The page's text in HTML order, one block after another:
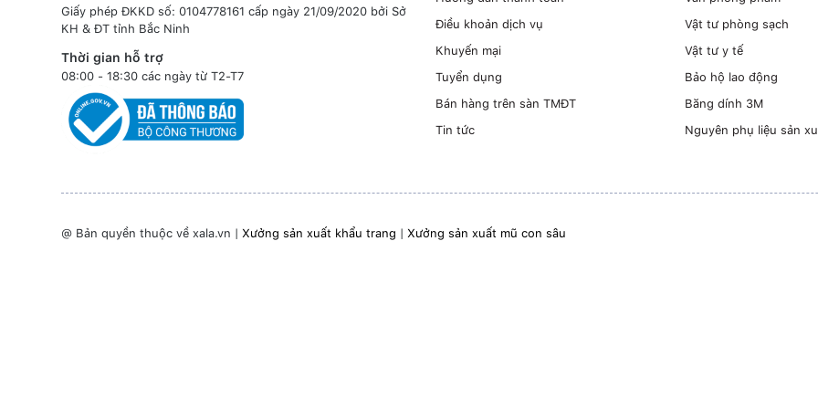
Giấy phép ĐKKD số: 0104778161 cấp ngày 21/09/2020 bởi Sở
KH & ĐT tỉnh Bắc Ninh
Thời gian hỗ trợ
08:00 - 18:30 các ngày từ T2-T7
Điều khoản dịch vụ
Khuyến mại
Tuyển dụng
Bán hàng trên sàn TMĐT
Tin tức
Vật tư phòng sạch
Vật tư y tế
Bảo hộ lao động
Băng dính 3M
Nguyên phụ liệu sản
@ Bản quyền thuộc về xala.vn | Xưởng sản xuất khẩu trang | Xưởng sản xuất mũ con sâu